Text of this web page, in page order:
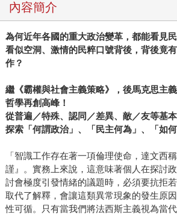
內容簡介
為何近年各國的重大政治變革，都能看見
看似空洞、激情的民粹口號背後，背後竟
作？
繼《霸權與社會主義策略》，後馬克思主
哲學再創高峰！
從普遍／特殊、認同／差異、敵／友等基
探索「何謂政治」、「民主何為」、「如
「智識工作存在著一項倫理使命，達文西
謹』。實務上來說，這意味著個人在探討
討會極度引發情緒的議題時，必須要抗拒
取代了解釋，會讓這類異常現象的發生原
性可循。只有當我們將法西斯主義視為當